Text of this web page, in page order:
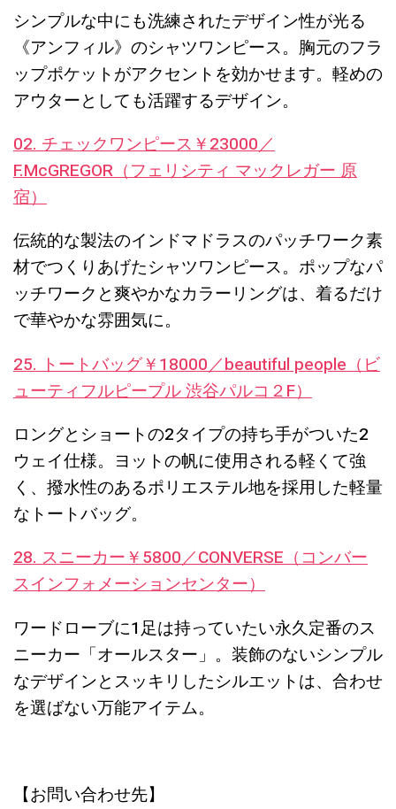
シンプルな中にも洗練されたデザイン性が光る
《アンフィル》のシャツワンピース。胸元のフラ
ップポケットがアクセントを効かせます。軽めの
アウターとしても活躍するデザイン。
02. チェックワンピース￥23000／
F.McGREGOR（フェリシティ マックレガー 原
宿）
伝統的な製法のインドマドラスのパッチワーク素
材でつくりあげたシャツワンピース。ポップなパ
ッチワークと爽やかなカラーリングは、着るだけ
で華やかな雰囲気に。
25. トートバッグ￥18000／beautiful people（ビ
ューティフルピープル 渋谷パルコ２F）
ロングとショートの2タイプの持ち手がついた2
ウェイ仕様。ヨットの帆に使用される軽くて強
く、撥水性のあるポリエステル地を採用した軽量
なトートバッグ。
28. スニーカー￥5800／CONVERSE（コンバー
スインフォメーションセンター）
ワードローブに1足は持っていたい永久定番のス
ニーカー「オールスター」。装飾のないシンプル
なデザインとスッキリしたシルエットは、合わせ
を選ばない万能アイテム。
【お問い合わせ先】